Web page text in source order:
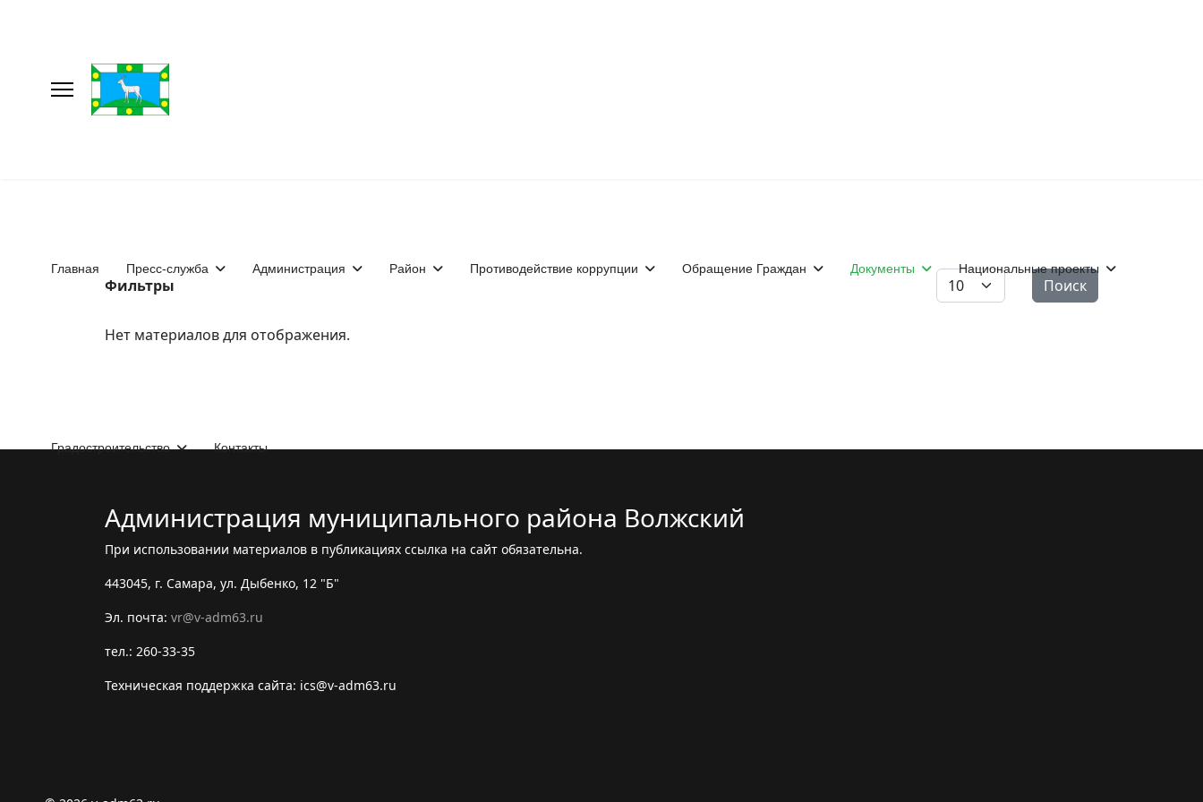
Главная Пресс-служба Администрация Район Противодействие коррупции Обращение Граждан Документы Национальные проекты
Градостроительство Контакты
Фильтры Кол-во строк: Поиск
Нет материалов для отображения.
Администрация муниципального района Волжский
При использовании материалов в публикациях ссылка на сайт обязательна.
443045, г. Самара, ул. Дыбенко, 12 "Б"
Эл. почта: vr@v-adm63.ru
тел.: 260-33-35
Техническая поддержка сайта: ics@v-adm63.ru